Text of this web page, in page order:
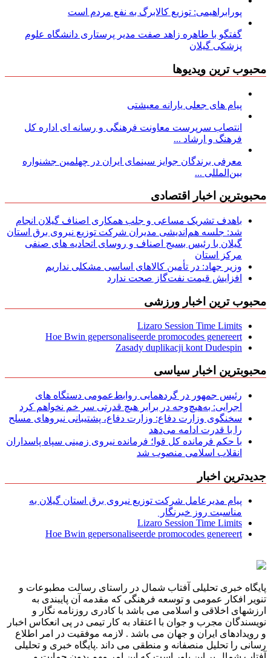
پورابراهیمی: توزیع کالابرگ به نفع مردم است
گفتگو با طاهره زاهد صفت مدیر پرستاری دانشگاه علوم
پزشکی گیلان
محبوب ترین ویدیوها
پیام های جعلی یارانه معیشتی
انتصاب سرپرست معاونت فرهنگی و رسانه ای اداره کل
فرهنگ و ارشاد ...
معرفی برندگان جوایز سینمای ایران در چهلمین جشنواره
بین‌المللی ...
محبوبترین اخبار اقتصادی
باهدف تشریک مساعی و جلب همکاری اصناف گیلان انجام
شد: جلسه هم‌اندیشی مدیران شركت توزیع نیروی برق استان
گیلان با رئیس بسیج اصناف و روسای اتحادیه های صنفی
مركز استان
وزیر جهاد: در تأمین کالاهای اساسی مشکلی نداریم
افزایش قیمت نفت‌گاز صحت ندارد
محبوب ترین اخبار ورزشی
Lizaro Session Time Limits
Hoe Bwin gepersonaliseerde promocodes genereert
Zasady duplikacji kont Dudespin
محبوبترین اخبار سیاسی
رئیس جمهور در گردهمایی روابط‌عمومی دستگاه های
اجرایی: به‌هیچ‌وجه در برابر هیچ قدرتی سر خم نخواهم کرد
سخنگوی وزارت دفاع: وزارت دفاع، پشتیبانی نیرو‌های مسلح
را با قدرت ادامه می‌دهد
با حکم فرمانده کل قوا؛ فرمانده نیروی زمینی سپاه پاسداران
انقلاب اسلامی منصوب شد
جدیدترین اخبار
پیام مدیرعامل شركت توزیع نیروی برق استان گیلان به
مناسبت روز خبرنگار ‌
Lizaro Session Time Limits
Hoe Bwin gepersonaliseerde promocodes genereert
پایگاه خبری تحلیلی آفتاب شمال در راستای رسالت مطبوعات و
تنویر افکار عمومی و توسعه فرهنگی که مقدمه آن پایبندی به
ارزشهای اخلاقی و اسلامی می باشد با کادری روزنامه نگار و
نویسندگان مجرب و جوان با اعتقاد به کار تیمی در پی انعکاس اخبار
و رویدادهای ایران و جهان می باشد . لازمه موفقیت در امر اطلاع
رسانی را تحلیل منصفانه و منطقی می داند .پایگاه خبری و تحلیلی